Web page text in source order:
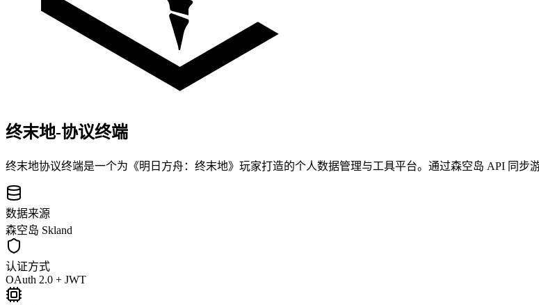
终末地-协议终端
终末地协议终端是一个为《明日方舟：终末地》玩家打造的个人数据管理与工具平台。通过森空岛 API 同步
数据来源
森空岛 Skland
认证方式
OAuth 2.0 + JWT